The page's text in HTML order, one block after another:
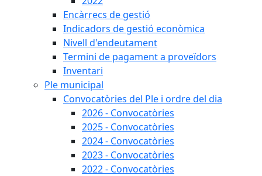
Encàrrecs de gestió
Indicadors de gestió econòmica
Nivell d'endeutament
Termini de pagament a proveïdors
Inventari
Ple municipal
Convocatòries del Ple i ordre del dia
2026 - Convocatòries
2025 - Convocatòries
2024 - Convocatòries
2023 - Convocatòries
2022 - Convocatòries